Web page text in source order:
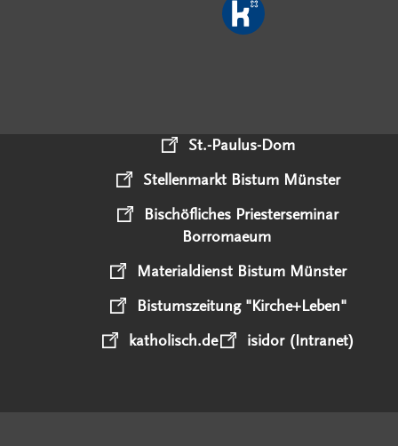
St.-Paulus-Dom
Stellenmarkt Bistum Münster
Bischöfliches Priesterseminar
Borromaeum
Materialdienst Bistum Münster
Bistumszeitung "Kirche+Leben"
katholisch.de
isidor (Intranet)